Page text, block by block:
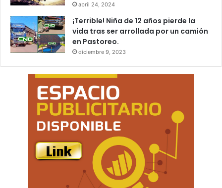
abril 24, 2024
¡Terrible! Niña de 12 años pierde la
vida tras ser arrollada por un camión
en Pastoreo.
diciembre 9, 2023